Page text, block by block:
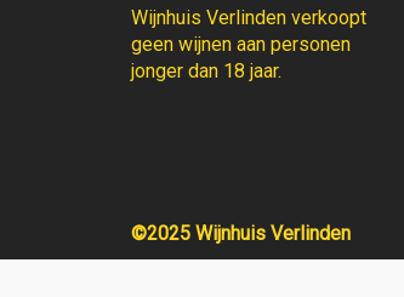
Wijnhuis Verlinden verkoopt
geen wijnen aan personen
jonger dan 18 jaar.
©2025 Wijnhuis Verlinden